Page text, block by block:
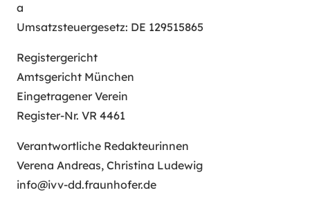
a
Umsatzsteuergesetz: DE 129515865
Registergericht
Amtsgericht München
Eingetragener Verein
Register-Nr. VR 4461
Verantwortliche Redakteurinnen
Verena Andreas, Christina Ludewig
info@ivv-dd.fraunhofer.de